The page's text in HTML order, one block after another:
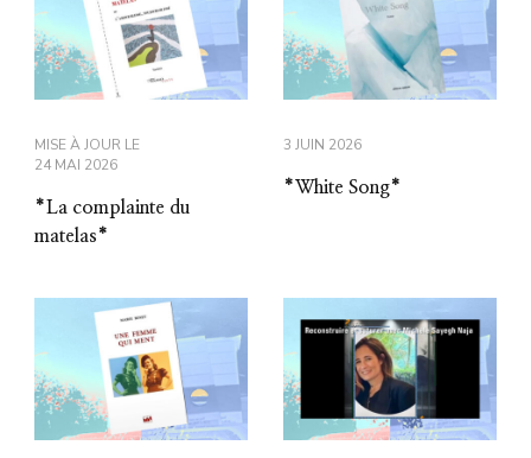
MISE À JOUR LE
24 MAI 2026
*La complainte du
matelas*
3 JUIN 2026
*White Song*